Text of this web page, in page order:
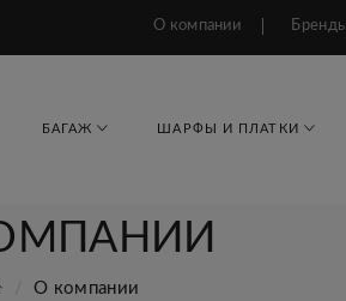
О компании
БАГАЖ ШАРФЫ И ПЛАТКИ
О компании